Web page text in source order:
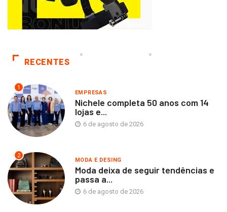
RECENTES
1
EMPRESAS
Nichele completa 50 anos com 14
lojas e...
6 de agosto de 2026
2
MODA E DESING
Moda deixa de seguir tendências e
passa a...
6 de agosto de 2026